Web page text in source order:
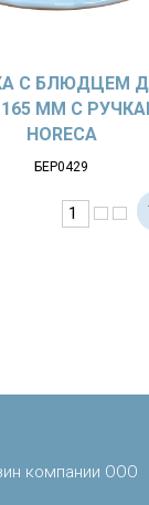
С БЛЮДЦЕМ
ММ С
HORECA
БЕР0429
компании ООО